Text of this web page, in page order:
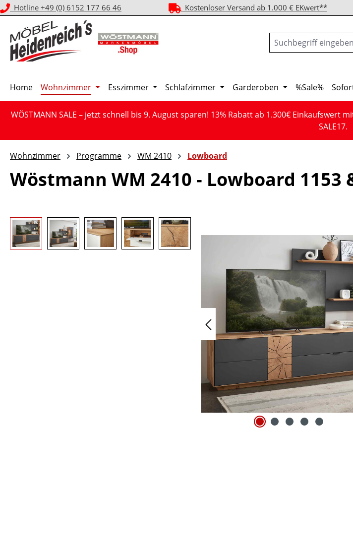
Hauptinhalt springen
Zur Suche springen
Zur Hauptnavigation springen
Hotline +49 (0) 6152 177 66 46 Kostenloser Versand ab 1.000 € EKwert**
Home Wohnzimmer Esszimmer Schlafzimmer Garderoben %Sale%
WÖSTMANN SALE – jetzt schnell bis 9. August sparen! 13% Rabatt ab 1.300€ Einkaufswert
SALE17.
Wohnzimmer Programme WM 2410 Lowboard
Wöstmann WM 2410 - Lowboard 1153
Bildergalerie überspringen